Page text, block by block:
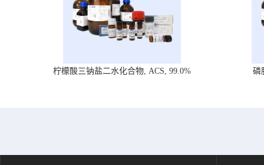
柠檬酸三钠盐二水化合物, ACS, 99.0% 磷